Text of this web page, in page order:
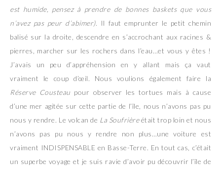
est humide, pensez à prendre de bonnes baskets que vous
n’avez pas peur d’abimer). Il faut emprunter le petit chemin
balisé sur la droite, descendre en s’accrochant aux racines &
pierres, marcher sur les rochers dans l’eau…et vous y êtes !
J’avais un peu d’appréhension en y allant mais ça vaut
vraiment le coup d’œil. Nous voulions également faire la
Réserve Cousteau pour observer les tortues mais à cause
d’une mer agitée sur cette partie de l’île, nous n’avons pas pu
nous y rendre. Le volcan de La Soufrièreétait trop loin et nous
n’avons pas pu nous y rendre non plus…une voiture est
vraiment INDISPENSABLE en Basse-Terre. En tout cas, c’était
un superbe voyage et je suis ravie d’avoir pu découvrir l’île de